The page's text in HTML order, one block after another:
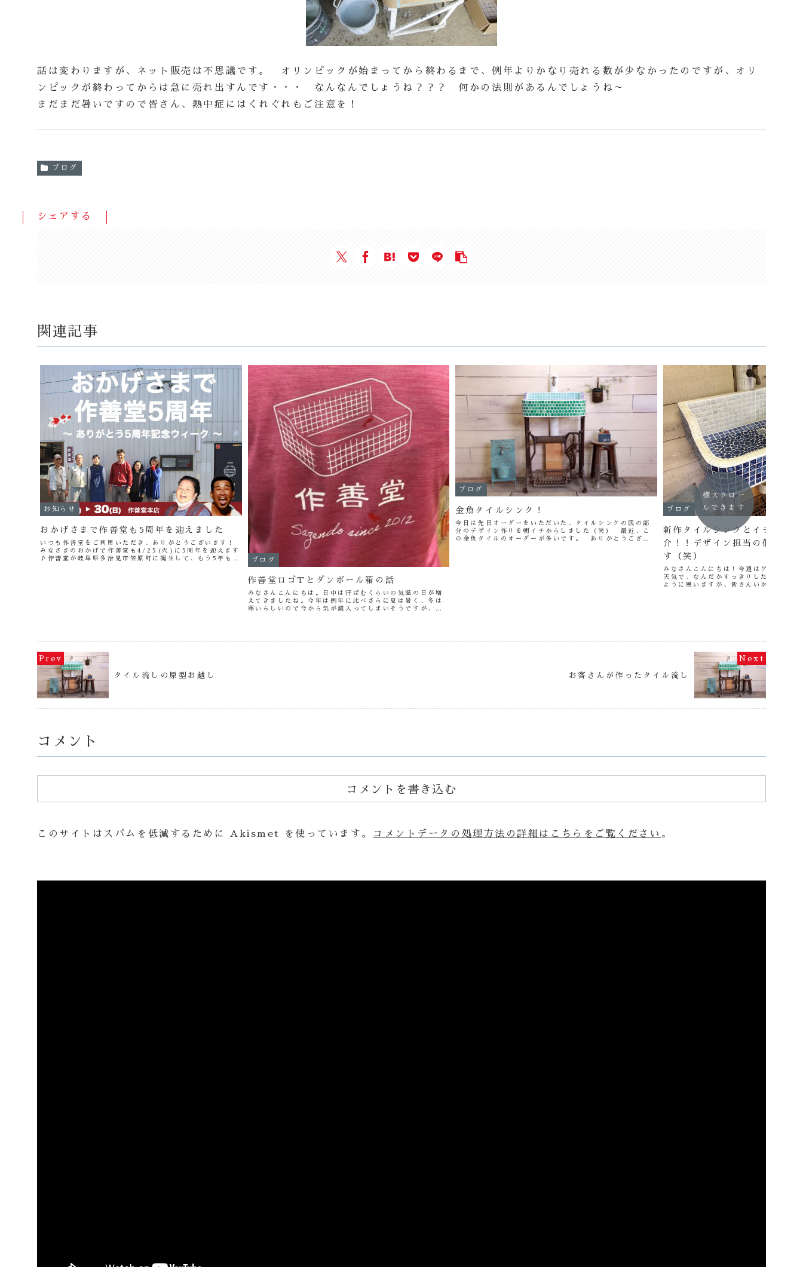
話は変わりますが、ネット販売は不思議です。 オリンピックが始まってから終わるまで、例年よりかなり売れる数が少なかったのですが、オリ
ンピックが終わってからは急に売れ出すんです・・・ なんなんでしょうね？？？ 何かの法則があるんでしょうね～
まだまだ暑いですので皆さん、熱中症にはくれぐれもご注意を！
ブログ
シェアする
関連記事
お知らせ
おかげさまで作善堂も5周年を迎えました
いつも作善堂をご利用いただき、ありがとうございます！
みなさまのおかげで作善堂も4/25(火)に5周年を迎えます
♪作善堂が岐阜県多治見市笠原町に誕生して、もう5年も経
ブログ
作善堂ロゴTとダンボール箱の話
みなさんこんにちは。日中は汗ばむくらいの気温の日が増
えてきましたね。今年は例年に比べさらに夏は暑く、冬は
寒いらしいので今から気が滅入ってしまいそうですが、体
ブログ
金魚タイルシンク！
今日は先日オーダーをいただいた、タイルシンクの底の部
分のデザイン作りを朝イチからしました（笑） 最近、こ
の金魚タイルのオーダーが多いです。 ありがとうござい
ブログ
新作タイルシンクとイチオシ♪
介！！デザイン担当の個人的
す（笑）
みなさんこんにちは！今週はゲリラ豪雨
天気で、なんだかすっきりしたお天気も
ように思いますが、皆さんいかがお過ご
横スクロー
ルできます
タイル流しの原型お越し お客さんが作ったタイル流し
コメント
コメントを書き込む
このサイトはスパムを低減するために Akismet を使っています。 コメントデータの処理方法の詳細はこちらをご覧ください 。